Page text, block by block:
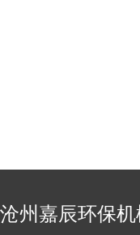
沧州嘉辰环保